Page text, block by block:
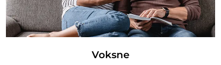
Voksne